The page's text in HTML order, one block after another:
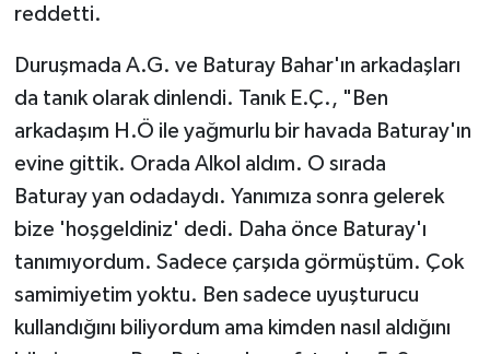
reddetti.
Duruşmada A.G. ve Baturay Bahar'ın arkadaşları
da tanık olarak dinlendi. Tanık E.Ç., "Ben
arkadaşım H.Ö ile yağmurlu bir havada Baturay'ın
evine gittik. Orada Alkol aldım. O sırada
Baturay yan odadaydı. Yanımıza sonra gelerek
bize 'hoşgeldiniz' dedi. Daha önce Baturay'ı
tanımıyordum. Sadece çarşıda görmüştüm. Çok
samimiyetim yoktu. Ben sadece uyuşturucu
kullandığını biliyordum ama kimden nasıl aldığını